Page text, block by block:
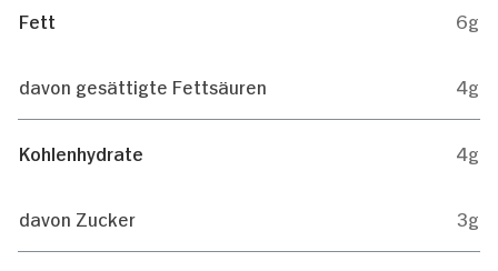
Fett 6g
davon gesättigte Fettsäuren 4g
Kohlenhydrate 4g
davon Zucker 3g